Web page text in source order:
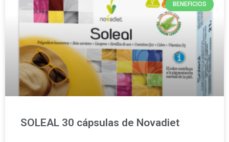
BENEFICIOS
SOLEAL 30 cápsulas de Novadiet